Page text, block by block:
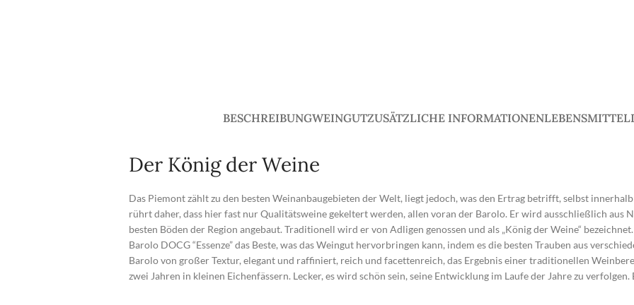
BESCHREIBUNGWEINGUTZUSÄTZLICHE INFORMATIONEN
Der König der Weine
Das Piemont zählt zu den besten Weinanbaugebieten der Welt, liegt jedoch, was den Ertrag betrifft, selbst
rührt daher, dass hier fast nur Qualitätsweine gekeltert werden, allen voran der Barolo. Er wird ausschließlich aus
besten Böden der Region angebaut. Traditionell wird er von Adligen genossen und als „König der Weine“
Barolo DOCG “Essenze” das Beste, was das Weingut hervorbringen kann, indem es die besten Trauben aus
Barolo von großer Textur, elegant und raffiniert, reich und facettenreich, das Ergebnis einer traditionellen
zwei Jahren in kleinen Eichenfässern. Lecker, es wird schön sein, seine Entwicklung im Laufe der Jahre zu